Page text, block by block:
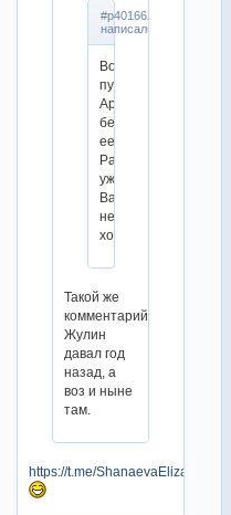
#p4016627,Мери
написал(а):
Вон
пусть
Артющенко
берет
ее)
Раз
уж
Вахнов
не
хочет
Такой же
комментарий
Жулин
давал год
назад, а
воз и ныне
там.
https://t.me/ShanaevaElizaveta/